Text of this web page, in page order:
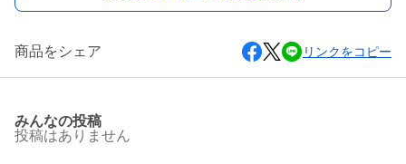
商品をシェア リンクをコピー
みんなの投稿
投稿はありません